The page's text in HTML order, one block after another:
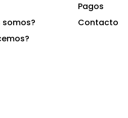
somos?
Pagos
Contacto